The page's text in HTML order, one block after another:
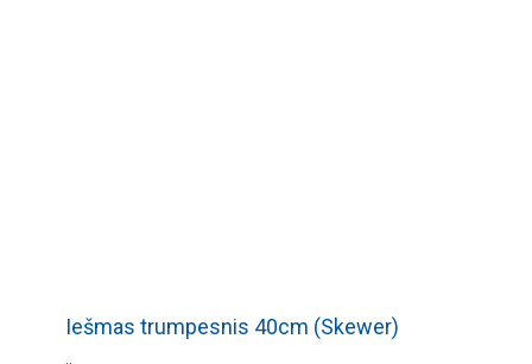
Iešmas trumpesnis 40cm (Skewer)